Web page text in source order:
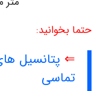
حتما بخوانید:
⇐ پتانسیل
تماسی